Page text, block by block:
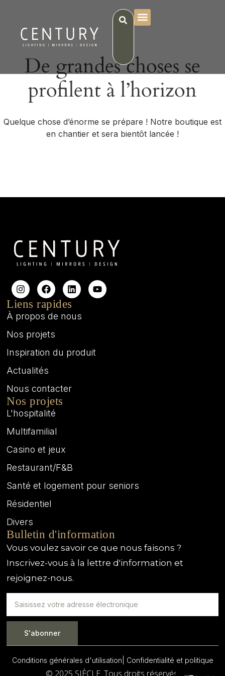
De grandes choses se
profilent à l’horizon
Quelque chose d’énorme se prépare ! Notre boutique est
en chantier et sera bientôt lancée !
Liens rapides
À propos de nous
Nos projets
Inspiration du produit
Actualités
Nous contacter
Nos projets
L'hospitalité
Multifamilial
Casino et jeux
Restaurant/F&B
Santé et logement pour seniors
Résidentiel
Divers
Bulletin d'information
Vous voulez savoir ce que nous faisons ?
Inscrivez-vous à la lettre d'information et
rejoignez-nous.
S'abonner
Conditions générales d'utilisation | Confidentialité et politique
© 2025 SIÈCLE. Tous droits réservés.